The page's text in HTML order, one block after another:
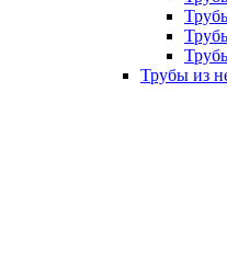
Трубы из